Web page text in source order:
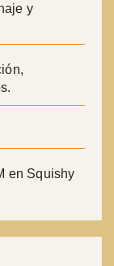
y
en Squishy